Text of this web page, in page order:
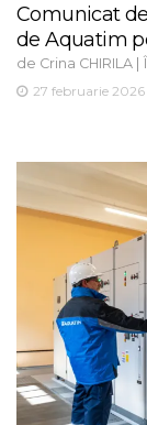
Comunicat
de Aquatim
de Crina CHIRILA |
27 februarie 2026